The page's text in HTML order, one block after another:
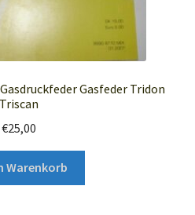
Gasfeder Tridon
Triscan
€25,00
Warenkorb